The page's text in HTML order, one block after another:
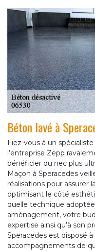
Béton lavé à
Fiez-vous à un
l’entreprise Zepp
bénéficier du nec plus
Maçon à Speracedes
réalisations pour assurer
optimisant le côté
quelle technique
aménagement, votre
expertise ainsi qu’à son
Speracedes est disposé
accompagnements de